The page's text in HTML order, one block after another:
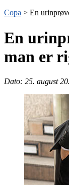
Copa > En
En
man er
Dato: 25. august